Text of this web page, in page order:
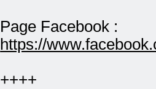
Page Facebook :
https://
++++